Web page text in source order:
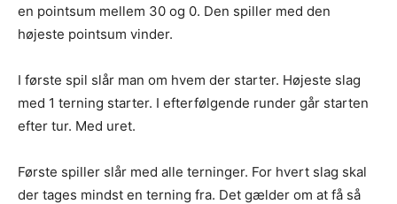
en pointsum mellem 30 og 0. Den spiller med den
højeste pointsum vinder.
I første spil slår man om hvem der starter. Højeste slag
med 1 terning starter. I efterfølgende runder går starten
efter tur. Med uret.
Første spiller slår med alle terninger. For hvert slag skal
der tages mindst en terning fra. Det gælder om at få så